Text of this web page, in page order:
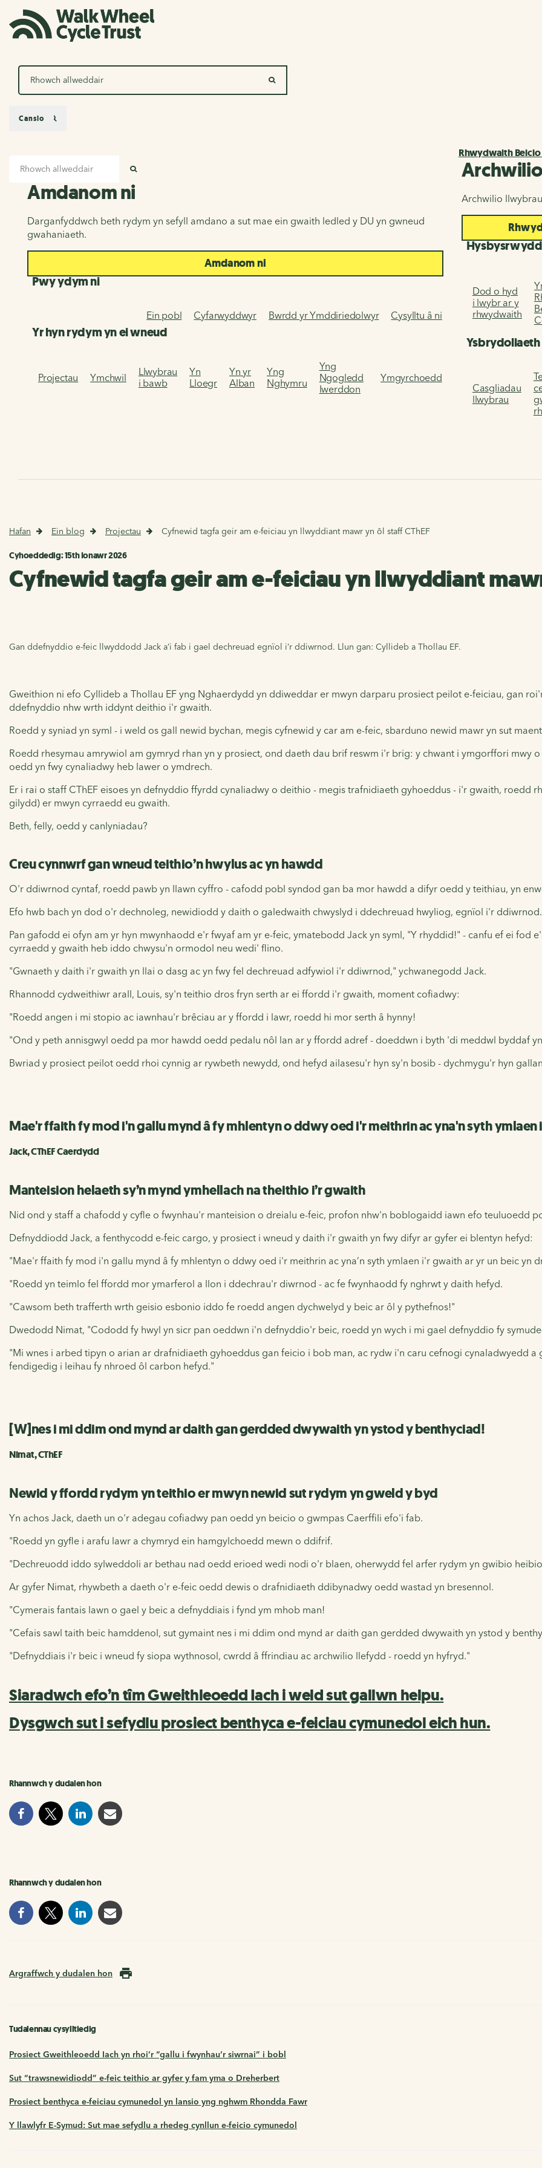
SEARCH
Chwilio
Amdanom ni
Amdanom ni
Darganfyddwch beth rydym yn sefyll amdano a sut mae ein gwaith ledled y DU yn gwneud
gwahaniaeth.
Amdanom ni
Pwy ydym ni
Ein pobl Cyfarwyddwyr Bwrdd yr Ymddiriedolwyr Cysylltu â ni
Yr hyn rydym yn ei wneud
Projectau Ymchwil
Llwybrau
i bawb
Yn
Lloegr
Yn yr
Alban
Yng
Nghymru
Yng
Ngogledd
Iwerddon
Ymgyrchoedd
Rhwydwaith
Archwilio
Archwilio
Hysbysrwydd
Dod o hyd
i lwybr ar y
rhwydwaith
Ysbrydoliaeth
Casgliadau
llwybrau
Canslo
Hafan Ein blog Projectau Cyfnewid tagfa geir am e-feiciau yn llwyddiant mawr yn ôl staff CThEF
Cyhoeddedig: 15th Ionawr 2026
Cyfnewid tagfa geir am e-feiciau yn llwyddiant
Gan ddefnyddio e-feic llwyddodd Jack a’i fab i gael dechreuad egnïol i’r ddiwrnod. Llun gan: Cyllideb a Thollau EF.
Gweithion ni efo Cyllideb a Thollau EF yng Nghaerdydd yn ddiweddar er mwyn darparu prosiect peilot e-feiciau, gan
ddefnyddio nhw wrth iddynt deithio i'r gwaith.
Roedd y syniad yn syml - i weld os gall newid bychan, megis cyfnewid y car am e-feic, sbarduno newid mawr yn sut
Roedd rhesymau amrywiol am gymryd rhan yn y prosiect, ond daeth dau brif reswm i'r brig: y chwant i ymgorffori mwy
oedd yn fwy cynaliadwy heb lawer o ymdrech.
Er i rai o staff CThEF eisoes yn defnyddio ffyrdd cynaliadwy o deithio - megis trafnidiaeth gyhoeddus - i'r gwaith, roedd
gilydd) er mwyn cyrraedd eu gwaith.
Beth, felly, oedd y canlyniadau?
Creu cynnwrf gan wneud teithio’n hwylus ac yn hawdd
O'r ddiwrnod cyntaf, roedd pawb yn llawn cyffro - cafodd pobl syndod gan ba mor hawdd a difyr oedd y teithiau, yn
Efo hwb bach yn dod o'r dechnoleg, newidiodd y daith o galedwaith chwyslyd i ddechreuad hwyliog, egnïol i'r ddiwrnod.
Pan gafodd ei ofyn am yr hyn mwynhaodd e'r fwyaf am yr e-feic, ymatebodd Jack yn syml, "Y rhyddid!" - canfu ef ei fod
cyrraedd y gwaith heb iddo chwysu'n ormodol neu wedi' flino.
"Gwnaeth y daith i'r gwaith yn llai o dasg ac yn fwy fel dechreuad adfywiol i'r ddiwrnod," ychwanegodd Jack.
Rhannodd cydweithiwr arall, Louis, sy'n teithio dros fryn serth ar ei ffordd i'r gwaith, moment cofiadwy:
"Roedd angen i mi stopio ac iawnhau'r brêciau ar y ffordd i lawr, roedd hi mor serth â hynny!
"Ond y peth annisgwyl oedd pa mor hawdd oedd pedalu nôl lan ar y ffordd adref - doeddwn i byth 'di meddwl byddaf
Bwriad y prosiect peilot oedd rhoi cynnig ar rywbeth newydd, ond hefyd ailasesu'r hyn sy'n bosib - dychmygu'r hyn
Mae'r ffaith fy mod i'n gallu mynd â fy mhlentyn o ddwy oed i'r meithrin ac yna'n syth
Jack, CThEF Caerdydd
Manteision helaeth sy’n mynd ymhellach na theithio i’r gwaith
Nid ond y staff a chafodd y cyfle o fwynhau'r manteision o dreialu e-feic, profon nhw'n boblogaidd iawn efo teuluoedd
Defnyddiodd Jack, a fenthycodd e-feic cargo, y prosiect i wneud y daith i'r gwaith yn fwy difyr ar gyfer ei blentyn hefyd:
"Mae'r ffaith fy mod i'n gallu mynd â fy mhlentyn o ddwy oed i'r meithrin ac yna’n syth ymlaen i'r gwaith ar yr un beic yn
"Roedd yn teimlo fel ffordd mor ymarferol a llon i ddechrau'r diwrnod - ac fe fwynhaodd fy nghrwt y daith hefyd.
"Cawsom beth trafferth wrth geisio esbonio iddo fe roedd angen dychwelyd y beic ar ôl y pythefnos!"
Dwedodd Nimat, "Cododd fy hwyl yn sicr pan oeddwn i'n defnyddio'r beic, roedd yn wych i mi gael defnyddio fy
"Mi wnes i arbed tipyn o arian ar drafnidiaeth gyhoeddus gan feicio i bob man, ac rydw i'n caru cefnogi cynaladwyedd
fendigedig i leihau fy nhroed ôl carbon hefyd."
[W]nes i mi ddim ond mynd ar daith gan gerdded dwywaith yn ystod y benthyciad!
Nimat, CThEF
Newid y ffordd rydym yn teithio er mwyn newid sut rydym yn gweld y byd
Yn achos Jack, daeth un o'r adegau cofiadwy pan oedd yn beicio o gwmpas Caerffili efo'i fab.
"Roedd yn gyfle i arafu lawr a chymryd ein hamgylchoedd mewn o ddifrif.
"Dechreuodd iddo sylweddoli ar bethau nad oedd erioed wedi nodi o'r blaen, oherwydd fel arfer rydym yn gwibio
Ar gyfer Nimat, rhywbeth a daeth o'r e-feic oedd dewis o drafnidiaeth ddibynadwy oedd wastad yn bresennol.
"Cymerais fantais lawn o gael y beic a defnyddiais i fynd ym mhob man!
"Cefais sawl taith beic hamddenol, sut gymaint nes i mi ddim ond mynd ar daith gan gerdded dwywaith yn ystod y
"Defnyddiais i'r beic i wneud fy siopa wythnosol, cwrdd â ffrindiau ac archwilio llefydd - roedd yn hyfryd."
Siaradwch efo’n tîm Gweithleoedd Iach i weld sut gallwn helpu.
Dysgwch sut i sefydlu prosiect benthyca e-feiciau cymunedol eich hun.
Rhannwch y dudalen hon
Rhannwch y dudalen hon
Argraffwch y dudalen hon
Tudalennau cysylltiedig
Prosiect Gweithleoedd Iach yn rhoi’r “gallu i fwynhau’r siwrnai” i bobl
Sut “trawsnewidiodd” e-feic teithio ar gyfer y fam yma o Dreherbert
Prosiect benthyca e-feiciau cymunedol yn lansio yng nghwm Rhondda Fawr
Y llawlyfr E-Symud: Sut mae sefydlu a rhedeg cynllun e-feicio cymunedol